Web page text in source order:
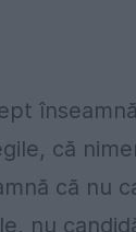
că
că nu
nu